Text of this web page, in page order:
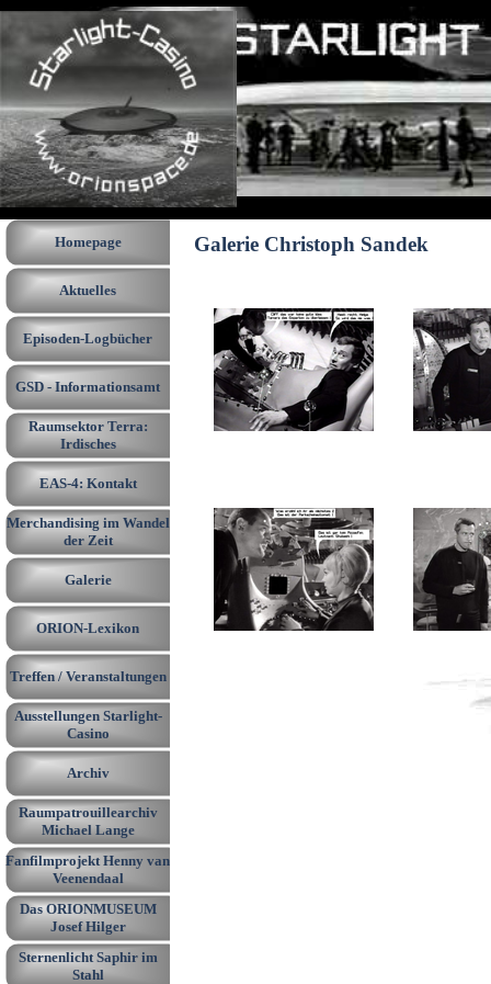
Direkt zum Seiteninhalt
Menü überspringen
Homepage
Aktuelles
Episoden-Logbücher ▼
GSD - Informationsamt ▼
Raumsektor Terra:
Irdisches
▼
EAS-4: Kontakt
Merchandising im Wandel
der Zeit
▼
Galerie ▼
ORION-Lexikon ▼
Treffen / Veranstaltungen
Ausstellungen Starlight-
Casino
Archiv
Raumpatrouillearchiv
Michael Lange
Fanfilmprojekt Henny van
Veenendaal
Das ORIONMUSEUM
Josef Hilger
Sternenlicht Saphir im
Stahl
Galerie Christoph Sandek